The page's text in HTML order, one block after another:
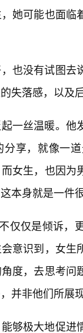
她可能也面
也没有试图去
失落感，以及
一丝温暖。
享，就像一
女生，也因
本身就是一件
仅仅是倾诉
意识到，女
度，去思考
并非他们所展
够极大地促进